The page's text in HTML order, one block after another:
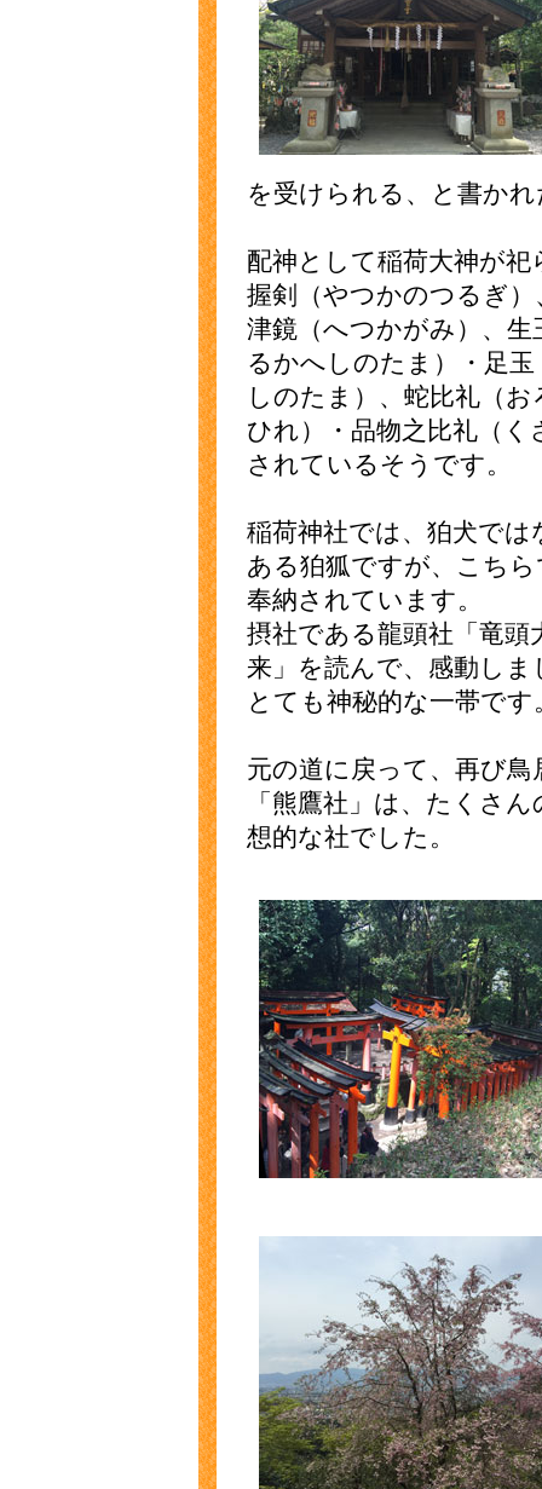
を受けられる、と書か
配神として稲荷大神が
握剣（やつかのつるぎ
津鏡（へつかがみ）、
るかへしのたま）・足
しのたま）、蛇比礼（
ひれ）・品物之比礼（
されているそうです。
稲荷神社では、狛犬で
ある狛狐ですが、こち
奉納されています。
摂社である龍頭社「竜頭
来」を読んで、感動しま
とても神秘的な一帯です
元の道に戻って、再び
「熊鷹社」は、たくさ
想的な社でした。